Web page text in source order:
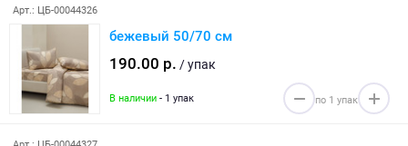
Арт.: ЦБ-00044326
бежевый 50/70 см
190.00 р. / упак
В наличии - 1 упак